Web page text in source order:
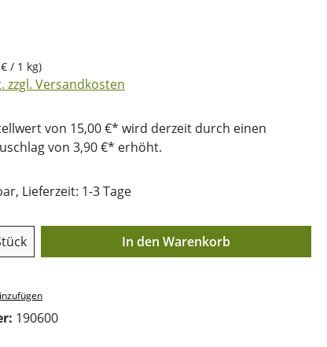
/ 1 kg)
zzgl. Versandkosten
von 15,00 €* wird derzeit durch einen
von 3,90 €* erhöht.
Lieferzeit: 1-3 Tage
Gib den gewünschten Wert
In den Warenkorb
190600